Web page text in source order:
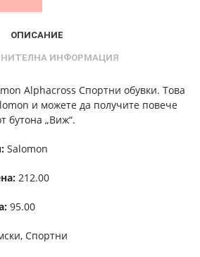
ОПИСАНИЕ
ИНФОРМАЦИЯ
Alphacross Спортни обувки. Това
и можете да получите повече
бутона „Виж“.
Salomon
212.00
95.00
Спортни